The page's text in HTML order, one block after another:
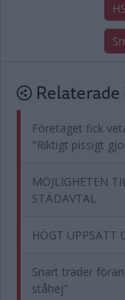
Företaget fick
"Riktigt pissigt
MÖJLIGHETEN
STÄDAVTAL
HÖGT UPPSATT
Snart träder
ståhej"